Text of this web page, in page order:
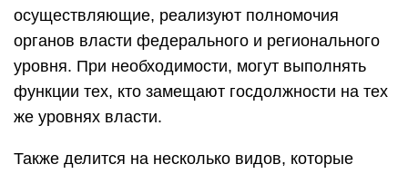
осуществляющие, реализуют полномочия
органов власти федерального и регионального
уровня. При необходимости, могут выполнять
функции тех, кто замещают госдолжности на тех
же уровнях власти.
Также делится на несколько видов, которые